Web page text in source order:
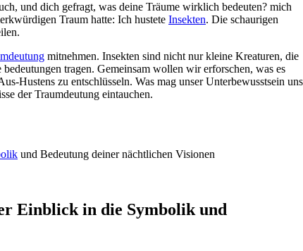
und ‌dich gefragt, was deine Träume wirklich⁢ bedeuten? mich
Traum hatte:⁣ Ich hustete Insekten. Die schaurigen
mitnehmen. Insekten sind nicht ‌nur kleine Kreaturen,‍ die
tragen. Gemeinsam wollen wir erforschen, was es​
Hustens zu entschlüsseln. Was‌ mag unser ​Unterbewusstsein uns
der⁣ Traumdeutung eintauchen.
und Bedeutung deiner nächtlichen Visionen
Einblick in die Symbolik‌ und